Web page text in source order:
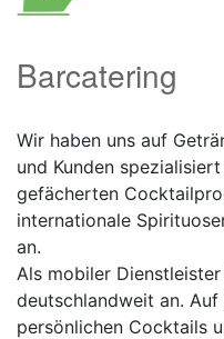
Barcatering
Wir haben uns auf
und Kunden
gefächerten
internationale
an.
Als mobiler
deutschlandweit an.
persönlichen Cocktails